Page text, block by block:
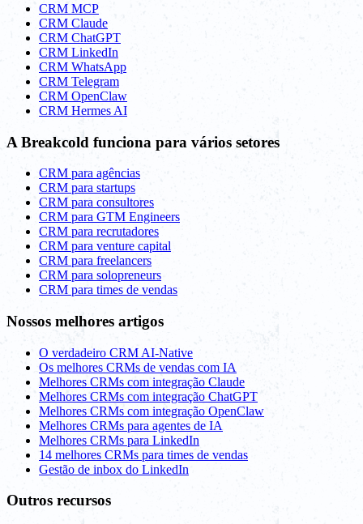
CRM MCP
CRM Claude
CRM ChatGPT
CRM LinkedIn
CRM WhatsApp
CRM Telegram
CRM OpenClaw
CRM Hermes AI
A Breakcold funciona para vários setores
CRM para agências
CRM para startups
CRM para consultores
CRM para GTM Engineers
CRM para recrutadores
CRM para venture capital
CRM para freelancers
CRM para solopreneurs
CRM para times de vendas
Nossos melhores artigos
O verdadeiro CRM AI-Native
Os melhores CRMs de vendas com IA
Melhores CRMs com integração Claude
Melhores CRMs com integração ChatGPT
Melhores CRMs com integração OpenClaw
Melhores CRMs para agentes de IA
Melhores CRMs para LinkedIn
14 melhores CRMs para times de vendas
Gestão de inbox do LinkedIn
Outros recursos